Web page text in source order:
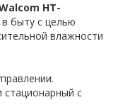
HT-
быту с целью
влажности
стационарный с